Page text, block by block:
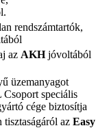
rendszámtartók,
az AKHjóvoltából
üzemanyagot
Csoport speciális
cége biztosítja
az Easy